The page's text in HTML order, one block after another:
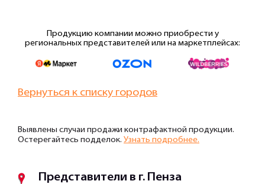
Продукцию компании можно приобрести у
региональных представителей или на маркетплейсах:
Вернуться к списку городов
Выявлены случаи продажи контрафактной продукции.
Остерегайтесь подделок. Узнать подробнее.
Представители в г. Пенза